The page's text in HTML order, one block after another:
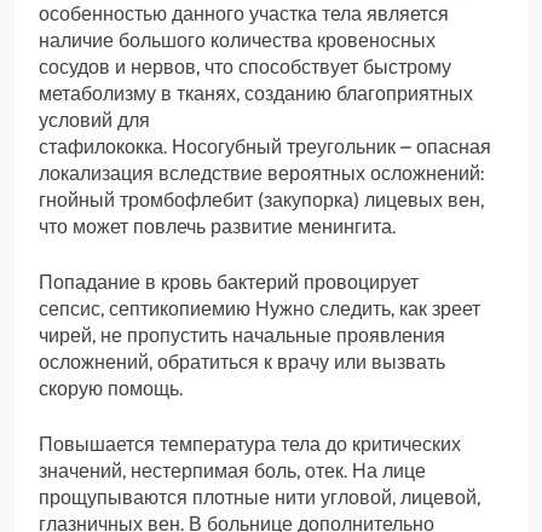
особенностью данного участка тела является
наличие большого количества кровеносных
сосудов и нервов, что способствует быстрому
метаболизму в тканях, созданию благоприятных
условий для
стафилококка. Носогубный треугольник – опасная
локализация вследствие вероятных осложнений:
гнойный тромбофлебит (закупорка) лицевых вен,
что может повлечь развитие менингита.
Попадание в кровь бактерий провоцирует
сепсис, септикопиемию Нужно следить, как зреет
чирей, не пропустить начальные проявления
осложнений, обратиться к врачу или вызвать
скорую помощь.
Повышается температура тела до критических
значений, нестерпимая боль, отек. На лице
прощупываются плотные нити угловой, лицевой,
глазничных вен. В больнице дополнительно